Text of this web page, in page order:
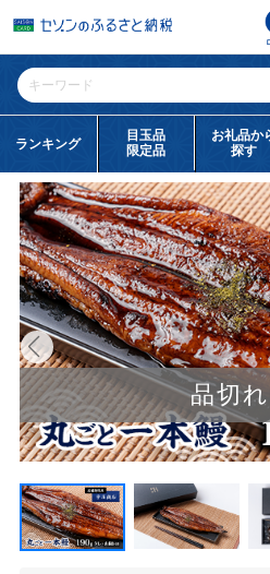
ランキング
目玉品
限定品
お礼品か
探す
品切